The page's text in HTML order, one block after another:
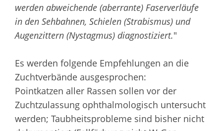
werden abweichende (aberrante) Faserverläufe
in den Sehbahnen, Schielen (Strabismus) und
Augenzittern (Nystagmus) diagnostiziert."
Es werden folgende Empfehlungen an die
Zuchtverbände ausgesprochen:
Pointkatzen aller Rassen sollen vor der
Zuchtzulassung ophthalmologisch untersucht
werden; Taubheitsprobleme sind bisher nicht